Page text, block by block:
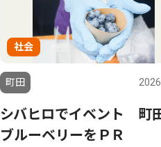
社会
町田
シバヒロでイベント 町
ブルーベリーをＰＲ